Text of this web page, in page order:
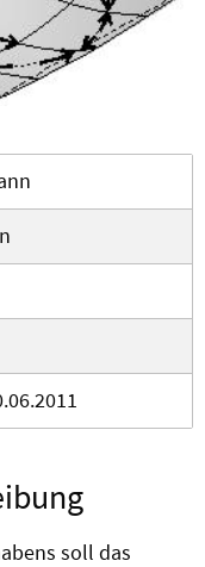
soll das